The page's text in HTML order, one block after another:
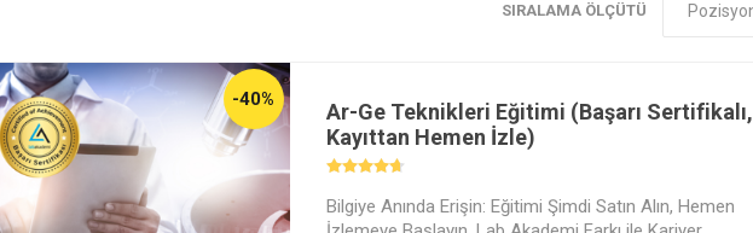
SIRALAMA ÖLÇÜTÜ
-40%
Ar-Ge Teknikleri Eğitimi (Başarı Sertifikalı,
Kayıttan Hemen İzle)
Bilgiye Anında Erişin: Eğitimi Şimdi Satın Alın, Hemen